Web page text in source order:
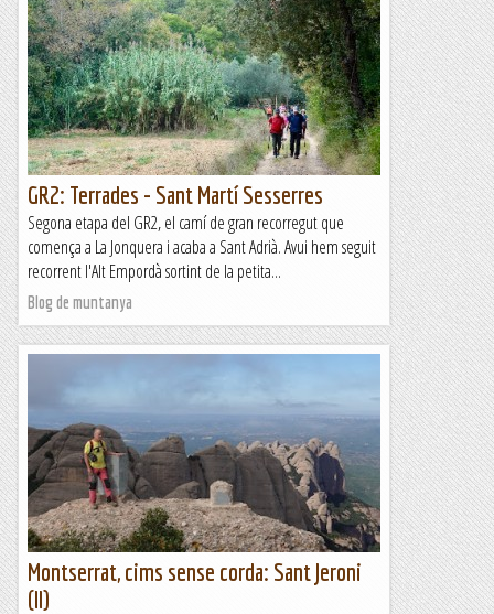
GR2: Terrades - Sant Martí Sesserres
Segona etapa del GR2, el camí de gran recorregut que
comença a La Jonquera i acaba a Sant Adrià. Avui hem seguit
recorrent l'Alt Empordà sortint de la petita...
Blog de muntanya
Montserrat, cims sense corda: Sant Jeroni
(II)